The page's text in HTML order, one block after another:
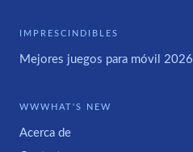
IMPRESCINDIBLES
Mejores juegos para móvil 2026
WWWHAT'S NEW
Acerca de